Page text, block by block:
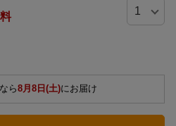
なら8月8日(土)にお届け